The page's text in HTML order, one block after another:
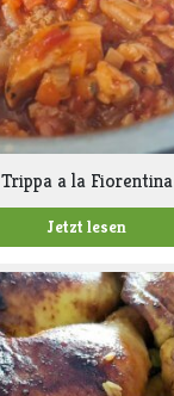
Trippa a la Fiorentina
Jetzt lesen